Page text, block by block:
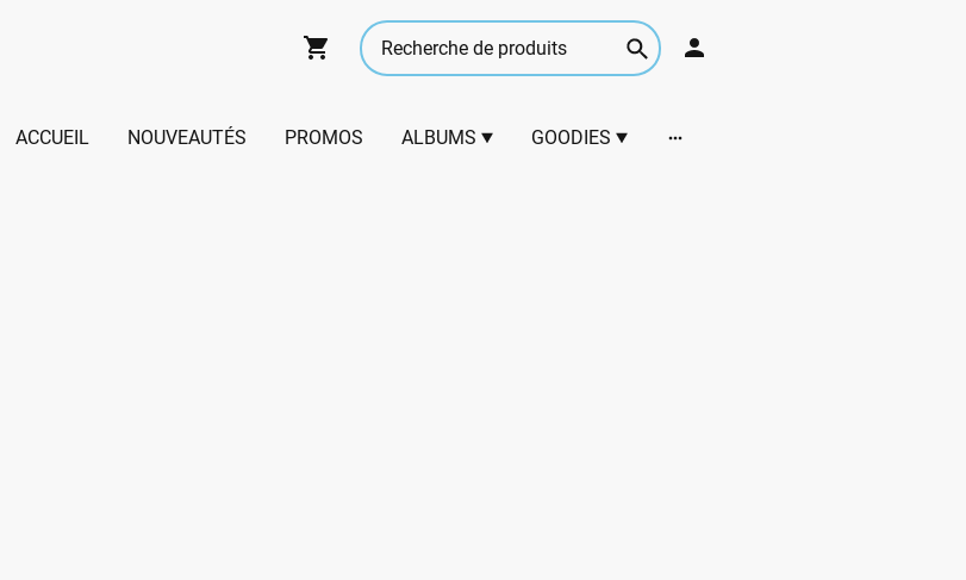
ACCUEIL NOUVEAUTÉS PROMOS ALBUMS GOODIES